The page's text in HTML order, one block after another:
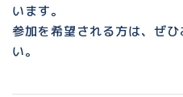
います。
参加を希望される方は、ぜ
い。